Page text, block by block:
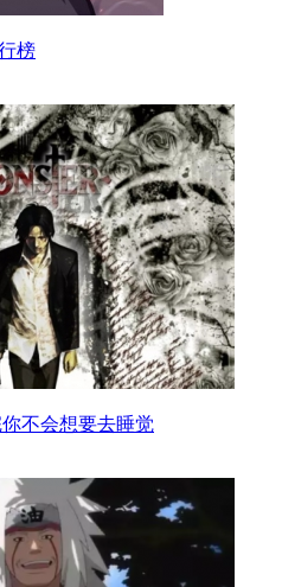
榜
不会想要去睡觉